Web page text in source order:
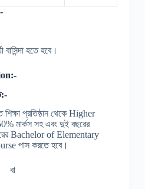
হতে হবে।
প্রতিষ্ঠান থেকে Higher
মার্কস সহ এবং দুই বছরের
Bachelor of Elementary
পাস করতে হবে।
বা